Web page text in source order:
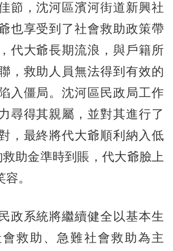
節，沈河區濱河街道新興社
也享受到了社會救助政策帶
代大爺長期流浪，與戶籍所
，救助人員無法得到有效的
入僵局。沈河區民政局工作
尋得其親屬，並對其進行了
，最終將代大爺順利納入低
助金準時到賬，代大爺臉上
。
系統將繼續健全以基本生
救助、急難社會救助為主